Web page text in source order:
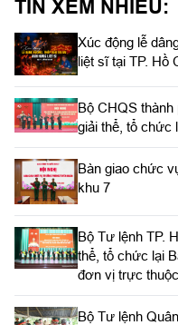
TIN XEM NHIỀU:
Xúc động lễ
liệt sĩ tại TP. Hồ
Bộ CHQS
giải thể, tổ chức
Bàn giao chức
khu 7
Bộ Tư lệnh TP.
thể, tổ chức lại
đơn vị trực thuộc
Bộ Tư lệnh